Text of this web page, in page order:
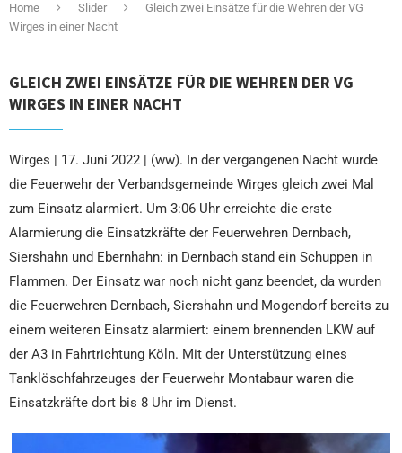
Home Slider
Gleich zwei Einsätze für die Wehren der VG
Wirges in einer Nacht
GLEICH ZWEI EINSÄTZE FÜR DIE WEHREN DER VG
WIRGES IN EINER NACHT
Wirges | 17. Juni 2022 | (ww). In der vergangenen Nacht wurde
die Feuerwehr der Verbandsgemeinde Wirges gleich zwei Mal
zum Einsatz alarmiert. Um 3:06 Uhr erreichte die erste
Alarmierung die Einsatzkräfte der Feuerwehren Dernbach,
Siershahn und Ebernhahn: in Dernbach stand ein Schuppen in
Flammen. Der Einsatz war noch nicht ganz beendet, da wurden
die Feuerwehren Dernbach, Siershahn und Mogendorf bereits zu
einem weiteren Einsatz alarmiert: einem brennenden LKW auf
der A3 in Fahrtrichtung Köln. Mit der Unterstützung eines
Tanklöschfahrzeuges der Feuerwehr Montabaur waren die
Einsatzkräfte dort bis 8 Uhr im Dienst.